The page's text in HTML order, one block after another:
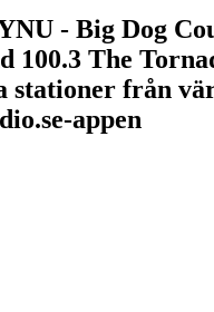
- Big Dog
100.3 The
stationer från
appen